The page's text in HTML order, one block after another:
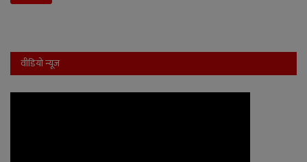
वीडियो न्यूज